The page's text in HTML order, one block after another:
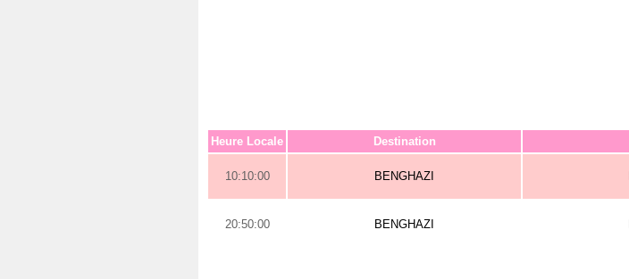
Heure Locale Destination
10:10:00 BENGHAZI
20:50:00 BENGHAZI